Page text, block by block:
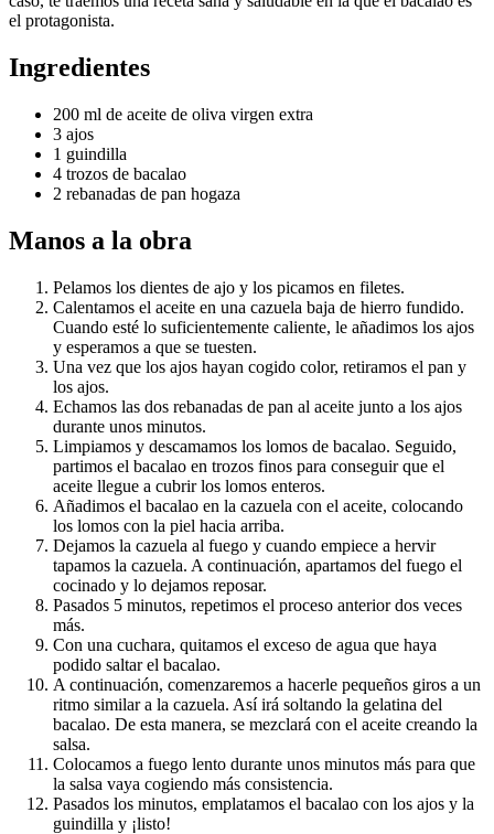
el protagonista.
Ingredientes
200 ml de aceite de oliva virgen extra
3 ajos
1 guindilla
4 trozos de bacalao
2 rebanadas de pan hogaza
Manos a la obra
Pelamos los dientes de ajo y los picamos en filetes.
Calentamos el aceite en una cazuela baja de hierro fundido.
Cuando esté lo suficientemente caliente, le añadimos los ajos
y esperamos a que se tuesten.
Una vez que los ajos hayan cogido color, retiramos el pan y
los ajos.
Echamos las dos rebanadas de pan al aceite junto a los ajos
durante unos minutos.
Limpiamos y descamamos los lomos de bacalao. Seguido,
partimos el bacalao en trozos finos para conseguir que el
aceite llegue a cubrir los lomos enteros.
Añadimos el bacalao en la cazuela con el aceite, colocando
los lomos con la piel hacia arriba.
Dejamos la cazuela al fuego y cuando empiece a hervir
tapamos la cazuela. A continuación, apartamos del fuego el
cocinado y lo dejamos reposar.
Pasados 5 minutos, repetimos el proceso anterior dos veces
más.
Con una cuchara, quitamos el exceso de agua que haya
podido saltar el bacalao.
A continuación, comenzaremos a hacerle pequeños giros a un
ritmo similar a la cazuela. Así irá soltando la gelatina del
bacalao. De esta manera, se mezclará con el aceite creando la
salsa.
Colocamos a fuego lento durante unos minutos más para que
la salsa vaya cogiendo más consistencia.
Pasados los minutos, emplatamos el bacalao con los ajos y la
guindilla y ¡listo!